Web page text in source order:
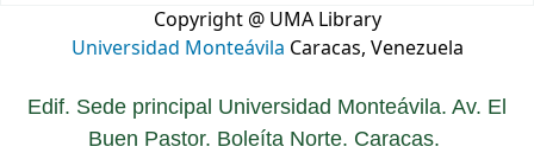
Copyright @ UMA Library
Universidad Monteávila Caracas, Venezuela
Edif. Sede principal Universidad Monteávila. Av. El
Buen Pastor. Boleíta Norte. Caracas.